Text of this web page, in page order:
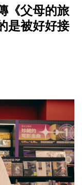
《父母的旅
是被好好接